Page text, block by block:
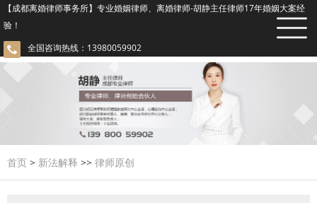
【成都离婚律师事务所】专业婚姻律师、离婚律师-胡静主任律师17年婚姻大案经
验！
全国咨询热线：13980059902
首页 > 新法解释 >> 律师原创